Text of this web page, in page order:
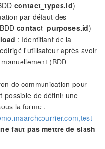
contact_types.id)
par défaut des
contact_purposes.id)
: Identifiant de la
l'utilisateur après avoir
(BDD
de communication pour
possible de définir une
la forme :
faut pas mettre de slash